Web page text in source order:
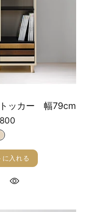
ッカー 幅79cm
に入れる